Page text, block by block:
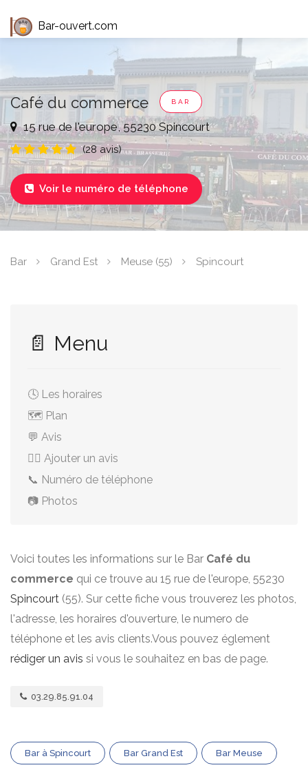
Bar-ouvert.com
Café du commerce BAR
15 rue de l'europe, 55230 Spincourt
(28 avis)
 Voir le numéro de téléphone
Bar Grand Est Meuse (55) Spincourt
📄 Menu
🕓 Les horaires
🗺️ Plan
💬 Avis
✍🏻 Ajouter un avis
📞 Numéro de téléphone
📷 Photos
Voici toutes les informations sur le Bar Café du
commerce qui ce trouve au 15 rue de l'europe, 55230
Spincourt (55). Sur cette fiche vous trouverez les photos,
l'adresse, les horaires d'ouverture, le numero de
téléphone et les avis clients.Vous pouvez églement
rédiger un avis si vous le souhaitez en bas de page.
03.29.85.91.04
Bar à Spincourt Bar Grand Est Bar Meuse